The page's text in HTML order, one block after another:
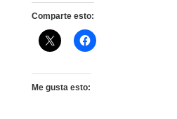
Comparte esto:
Me gusta esto: